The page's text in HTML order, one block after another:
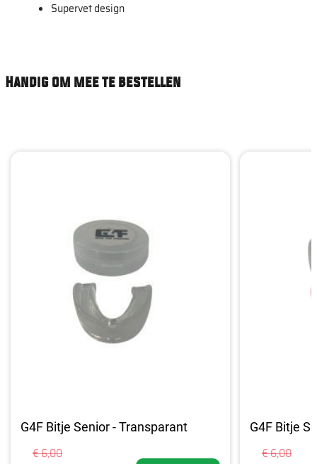
Supervet design
Handig om mee te bestellen
G4F Bitje Senior - Transparant
€ 6,00
G4F Bitje
€ 6,00